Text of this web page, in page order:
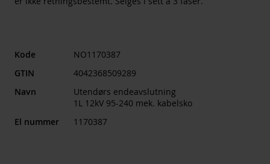
Kode
NO1170387
GTIN
4042368509289
Navn
Utendørs endeavslutning
1L 12kV 95-240 mek. kabelsko
El nummer
1170387